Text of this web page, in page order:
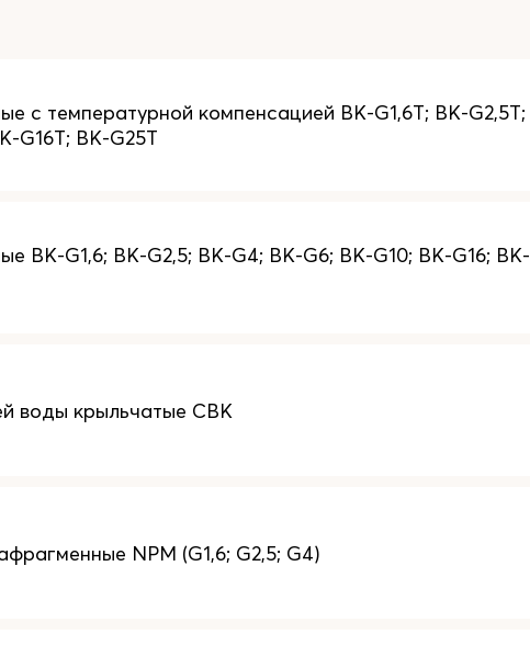
с температурной компенсацией BK-G1,6T; BK-G2,5T;
G16T; BK-G25T
BK-G1,6; BK-G2,5; BK-G4; BK-G6; BK-G10; BK-G16; BK-
воды крыльчатые СВК
NPM (G1,6; G2,5; G4)